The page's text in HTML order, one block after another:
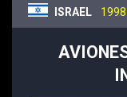
ISRAEL 1998